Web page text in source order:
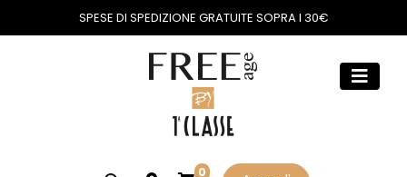
SPESE DI SPEDIZIONE GRATUITE SOPRA I 30€
0